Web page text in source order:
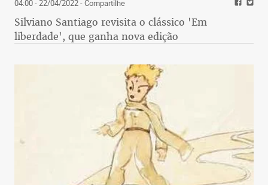
04:00 - 22/04/2022- Compartilhe
Silviano Santiago revisita o clássico 'Em
liberdade', que ganha nova edição